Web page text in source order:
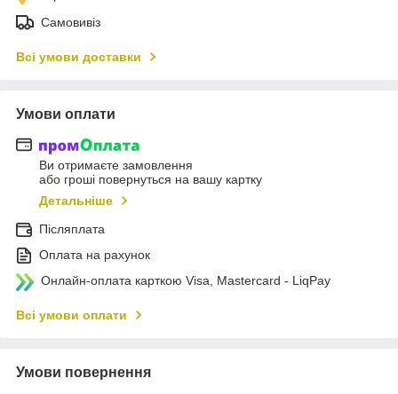
Самовивіз
Всі умови доставки
Умови оплати
Ви отримаєте замовлення
або гроші повернуться на вашу картку
Детальніше
Післяплата
Оплата на рахунок
Онлайн-оплата карткою Visa, Mastercard - LiqPay
Всі умови оплати
Умови повернення